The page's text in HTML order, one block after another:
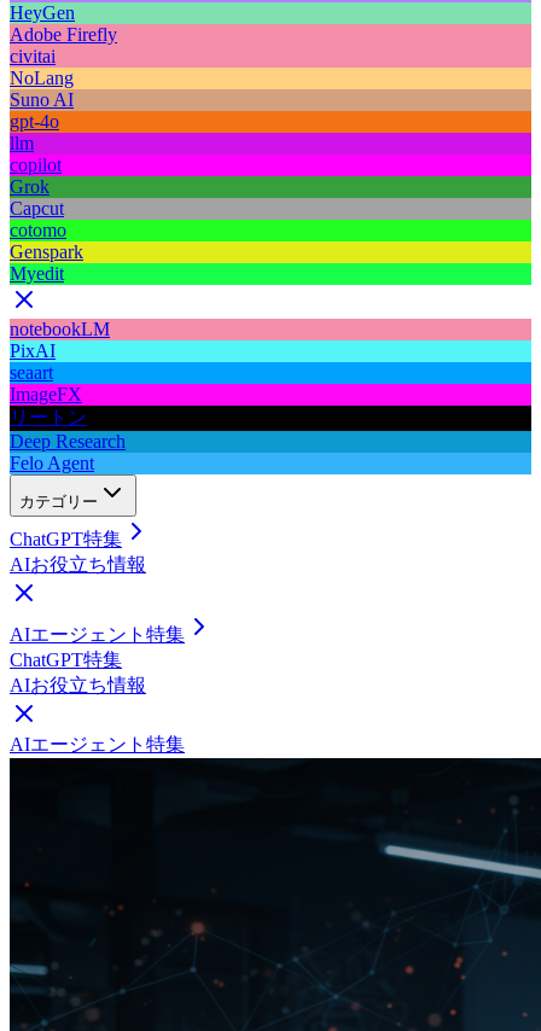
HeyGen
Adobe Firefly
civitai
NoLang
Suno AI
gpt-4o
llm
copilot
Grok
Capcut
cotomo
Genspark
Myedit
notebookLM
PixAI
seaart
ImageFX
リートン
Deep Research
Felo Agent
カテゴリー
ChatGPT特集
AIお役立ち情報
AIエージェント特集
ChatGPT特集
AIお役立ち情報
AIエージェント特集